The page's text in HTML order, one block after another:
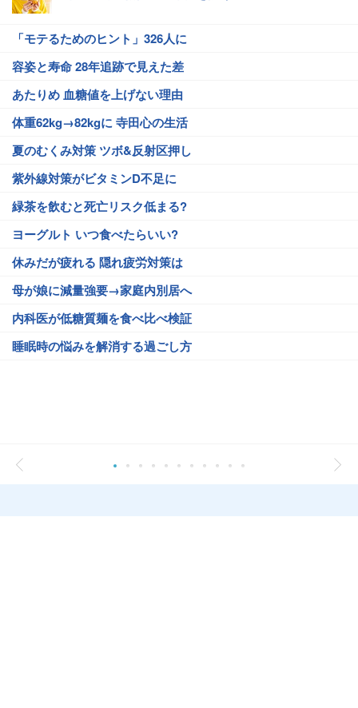
「モテるためのヒント」326人に
容姿と寿命 28年追跡で見えた差
あたりめ 血糖値を上げない理由
体重62kg→82kgに 寺田心の生活
夏のむくみ対策 ツボ&反射区押し
紫外線対策がビタミンD不足に
緑茶を飲むと死亡リスク低まる?
ヨーグルト いつ食べたらいい?
休みだが疲れる 隠れ疲労対策は
母が娘に減量強要→家庭内別居へ
内科医が低糖質麺を食べ比べ検証
睡眠時の悩みを解消する過ごし方